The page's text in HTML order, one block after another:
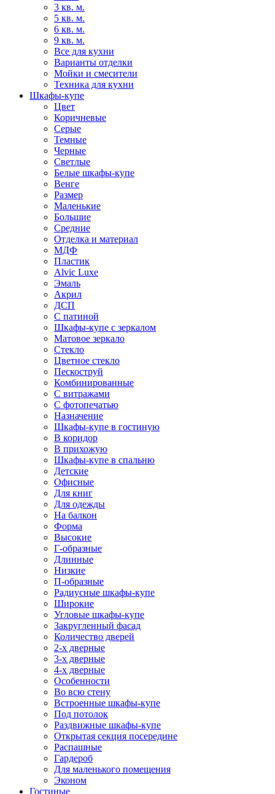
3 кв. м.
5 кв. м.
6 кв. м.
9 кв. м.
Все для кухни
Варианты отделки
Мойки и смесители
Техника для кухни
Шкафы-купе
Цвет
Коричневые
Серые
Темные
Черные
Светлые
Белые шкафы-купе
Венге
Размер
Маленькие
Большие
Средние
Отделка и материал
МДФ
Пластик
Alvic Luxe
Эмаль
Акрил
ДСП
С патиной
Шкафы-купе с зеркалом
Матовое зеркало
Стекло
Цветное стекло
Пескоструй
Комбинированные
С витражами
С фотопечатью
Назначение
Шкафы-купе в гостиную
В коридор
В прихожую
Шкафы-купе в спальню
Детские
Офисные
Для книг
Для одежды
На балкон
Форма
Высокие
Г-образные
Длинные
Низкие
П-образные
Радиусные шкафы-купе
Широкие
Угловые шкафы-купе
Закругленный фасад
Количество дверей
2-х дверные
3-х дверные
4-х дверные
Особенности
Во всю стену
Встроенные шкафы-купе
Под потолок
Раздвижные шкафы-купе
Открытая секция посередине
Распашные
Гардероб
Для маленького помещения
Эконом
Гостиные